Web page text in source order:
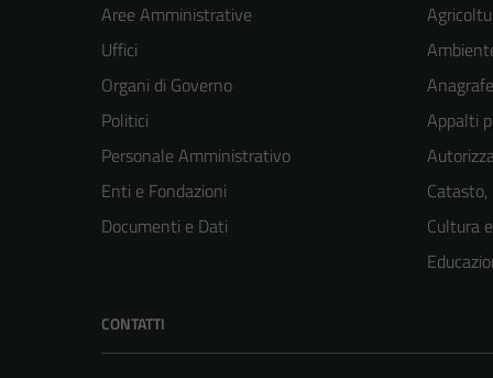
Aree Amministrative
Uffici
Organi di Governo
Politici
Personale Amministrativo
Enti e Fondazioni
Documenti e Dati
Appalti
Cultura
CONTATTI